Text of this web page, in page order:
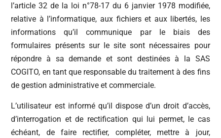
l’article 32 de la loi n°78-17 du 6 janvier 1978 modifiée,
relative à l’informatique, aux fichiers et aux libertés, les
informations qu’il communique par le biais des
formulaires présents sur le site sont nécessaires pour
répondre à sa demande et sont destinées à la SAS
COGITO, en tant que responsable du traitement à des fins
de gestion administrative et commerciale.
L’utilisateur est informé qu’il dispose d’un droit d’accès,
d’interrogation et de rectification qui lui permet, le cas
échéant, de faire rectifier, compléter, mettre à jour,